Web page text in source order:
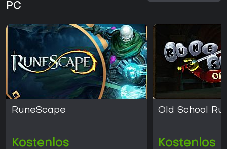
PC
RuneScape
Kostenlos
Old School
Kostenlos